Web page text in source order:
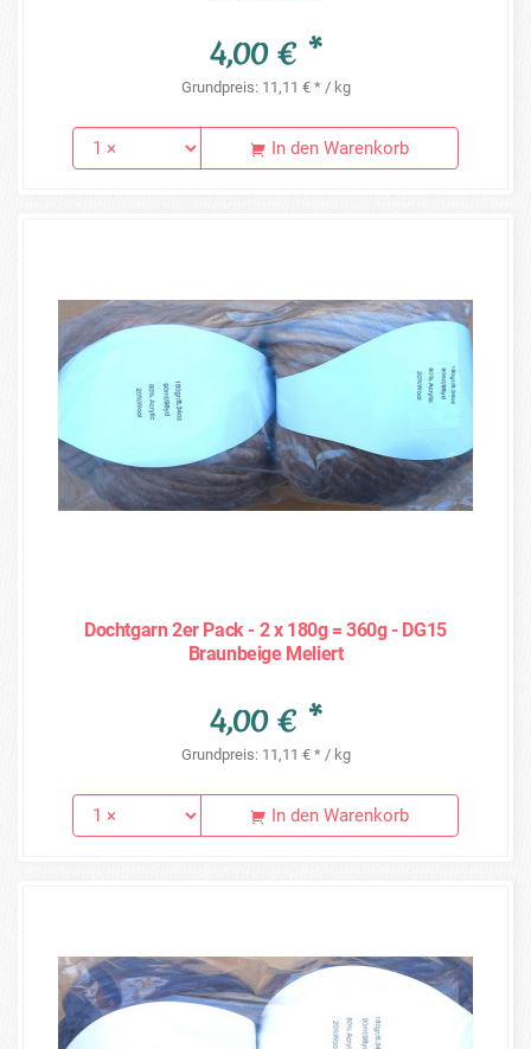
4,00 € *
Grundpreis: 11,11 € * / kg
In den Warenkorb
Dochtgarn 2er Pack - 2 x 180g = 360g - DG15
Braunbeige Meliert
4,00 € *
Grundpreis: 11,11 € * / kg
In den Warenkorb